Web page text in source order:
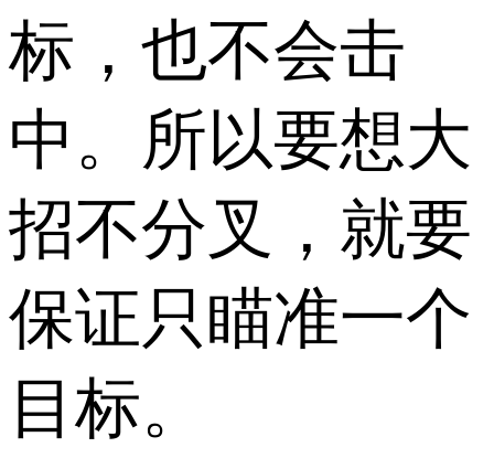
标，也不会击
中。所以要想大
招不分叉，就要
保证只瞄准一个
目标。